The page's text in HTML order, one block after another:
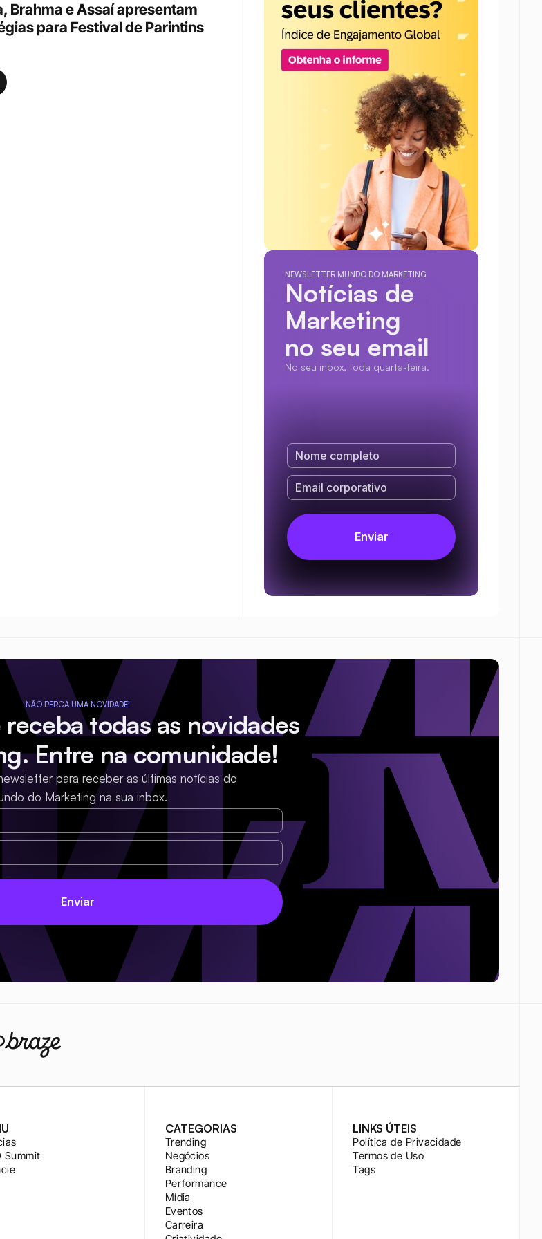
Brahma e Assaí apresentam
para Festival de Parintins
NEWSLETTER MUNDO DO MARKETING
Notícias de
Marketing
no seu email
No seu inbox, toda quarta-feira.
NÃO PERCA UMA NOVIDADE!
receba todas as novidades
Entre na comunidade!
para receber as últimas notícias do
do Marketing na sua inbox.
Summit
CATEGORIAS
Trending
Negócios
Branding
Performance
Mídia
Eventos
Carreira
LINKS ÚTEIS
Política de Privacidade
Termos de Uso
Tags